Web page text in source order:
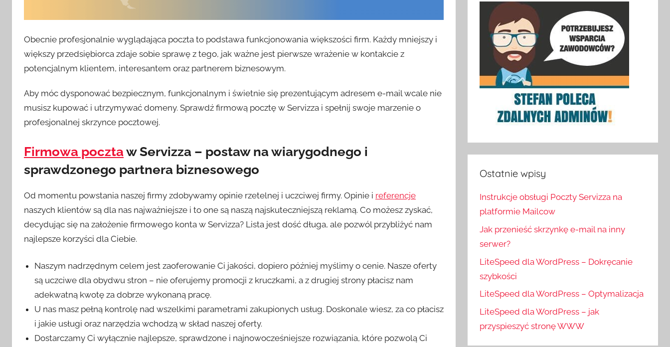
Obecnie profesjonalnie wyglądająca poczta to podstawa funkcjonowania większości firm. Każdy mniejszy i
większy przedsiębiorca zdaje sobie sprawę z tego, jak ważne jest pierwsze wrażenie w kontakcie z
potencjalnym klientem, interesantem oraz partnerem biznesowym.
Aby móc dysponować bezpiecznym, funkcjonalnym i świetnie się prezentującym adresem e-mail wcale nie
musisz kupować i utrzymywać domeny. Sprawdź firmową pocztę w Servizza i spełnij swoje marzenie o
profesjonalnej skrzynce pocztowej.
Firmowa poczta w Servizza – postaw na wiarygodnego i
sprawdzonego partnera biznesowego
Od momentu powstania naszej firmy zdobywamy opinie rzetelnej i uczciwej firmy. Opinie i referencje
naszych klientów są dla nas najważniejsze i to one są naszą najskuteczniejszą reklamą. Co możesz zyskać,
decydując się na założenie firmowego konta w Servizza? Lista jest dość długa, ale pozwól przybliżyć nam
najlepsze korzyści dla Ciebie.
Naszym nadrzędnym celem jest zaoferowanie Ci jakości, dopiero później myślimy o cenie. Nasze oferty
są uczciwe dla obydwu stron – nie oferujemy promocji z kruczkami, a z drugiej strony płacisz nam
adekwatną kwotę za dobrze wykonaną pracę.
U nas masz pełną kontrolę nad wszelkimi parametrami zakupionych usług. Doskonale wiesz, za co płacisz
i jakie usługi oraz narzędzia wchodzą w skład naszej oferty.
Dostarczamy Ci wyłącznie najlepsze, sprawdzone i najnowocześniejsze rozwiązania, które pozwolą Ci
Ostatnie wpisy
Instrukcje obsługi Poczty Servizza na
platformie Mailcow
Jak przenieść skrzynkę e-mail na inny
serwer?
LiteSpeed dla WordPress – Dokręcanie
szybkości
LiteSpeed dla WordPress – Optymalizacja
LiteSpeed dla WordPress – jak
przyspieszyć stronę WWW